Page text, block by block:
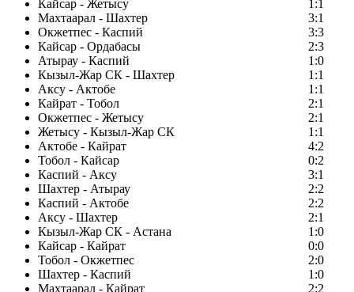
Кайсар - Жетысу
1:1
Махтаарал - Шахтер
3:1
Окжетпес - Каспий
3:3
Кайсар - Ордабасы
2:3
Атырау - Каспий
1:0
Кызыл-Жар СК - Шахтер
1:1
Аксу - Актобе
1:1
Кайрат - Тобол
2:1
Окжетпес - Жетысу
2:1
Жетысу - Кызыл-Жар СК
1:1
Актобе - Кайрат
4:2
Тобол - Кайсар
0:2
Каспий - Аксу
3:1
Шахтер - Атырау
2:2
Каспий - Актобе
2:2
Аксу - Шахтер
2:1
Кызыл-Жар СК - Астана
1:0
Кайсар - Кайрат
0:0
Тобол - Окжетпес
2:0
Шахтер - Каспий
1:0
Махтаарал - Кайрат
2:2